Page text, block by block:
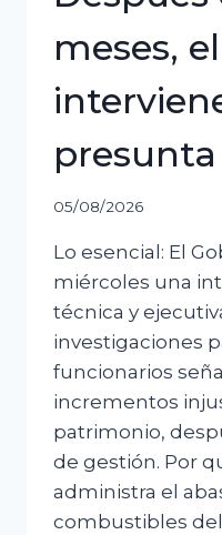
meses,
05/08/2026
Lo esencial: El
miércoles una
técnica y
investigaciones
funcionarios
incrementos
patrimonio,
de gestión. Por
administra el
combustibles